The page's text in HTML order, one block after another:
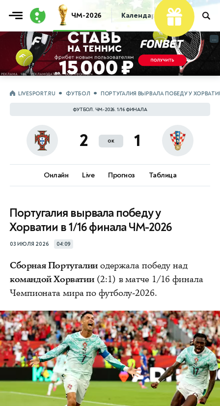
ЧМ-2026 Календарь Таблица
...
...
LIVESPORT.RU ФУТБОЛ ПОРТУГАЛИЯ ВЫРВАЛА ПОБЕДУ У
ФУТБОЛ. ЧМ-2026. 1/16 ФИНАЛА
2 ок 1
Онлайн Live Прогноз Таблица
Португалия вырвала победу у
Хорватии в 1/16 финала ЧМ-2026
03 ИЮЛЯ 2026 04:09
Сборная Португалииодержала победу над
командой Хорватии(2:1) в матче 1/16 финала
Чемпионата мира по футболу-2026.